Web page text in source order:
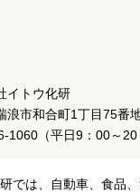
イトウ化研
浪市和合町1丁目75番
1060（平日9：00～20
では、自動車、食品